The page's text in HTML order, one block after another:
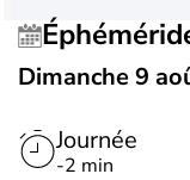
Dimanche 9
Journée
-2 min